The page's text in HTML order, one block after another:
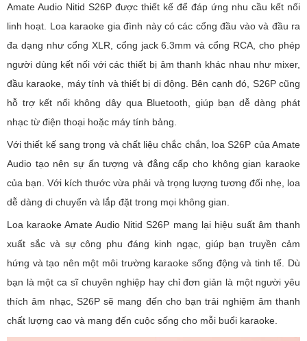
Amate Audio Nitid S26P được thiết kế để đáp ứng nhu cầu kết nối
linh hoạt. Loa karaoke gia đình này có các cổng đầu vào và đầu ra
đa dạng như cổng XLR, cổng jack 6.3mm và cổng RCA, cho phép
người dùng kết nối với các thiết bị âm thanh khác nhau như mixer,
đầu karaoke, máy tính và thiết bị di động. Bên cạnh đó, S26P cũng
hỗ trợ kết nối không dây qua Bluetooth, giúp bạn dễ dàng phát
nhạc từ điện thoại hoặc máy tính bảng.
Với thiết kế sang trọng và chất liệu chắc chắn, loa S26P của Amate
Audio tạo nên sự ấn tượng và đẳng cấp cho không gian karaoke
của bạn. Với kích thước vừa phải và trọng lượng tương đối nhẹ, loa
dễ dàng di chuyển và lắp đặt trong mọi không gian.
Loa karaoke Amate Audio Nitid S26P mang lại hiệu suất âm thanh
xuất sắc và sự công phu đáng kinh ngạc, giúp bạn truyền cảm
hứng và tạo nên một môi trường karaoke sống động và tinh tế. Dù
bạn là một ca sĩ chuyên nghiệp hay chỉ đơn giản là một người yêu
thích âm nhạc, S26P sẽ mang đến cho bạn trải nghiệm âm thanh
chất lượng cao và mang đến cuộc sống cho mỗi buổi karaoke.